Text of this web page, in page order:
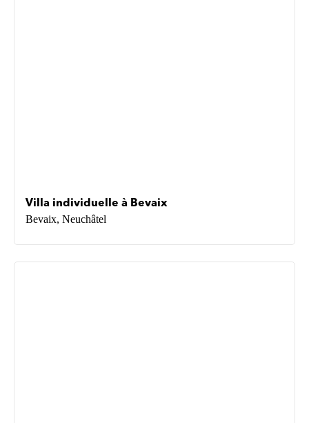
Villa individuelle à Bevaix
Bevaix, Neuchâtel